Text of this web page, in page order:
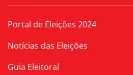
Portal de Eleições 2024
Notícias das Eleições
Guia Eleitoral